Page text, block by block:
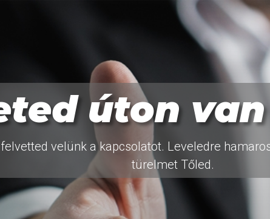
úton
velünk a kapcsolatot. Leveledre
türelmet Tőled.